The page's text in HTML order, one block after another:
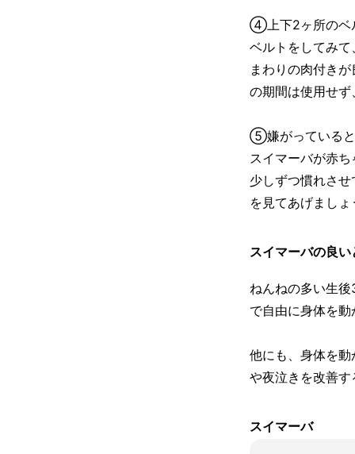
④上下2ヶ所のベ
ベルトをしてみ
まわりの肉付き
の期間は使用せ
⑤嫌がっている
スイマーバが赤
少しずつ慣れさ
を見てあげましょ
スイマーバの良
ねんねの多い生
で自由に身体を
他にも、身体を
や夜泣きを改善
スイマーバ